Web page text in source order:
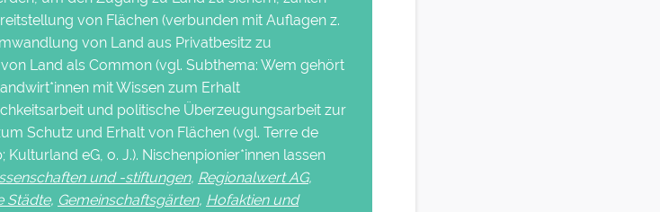
von Flächen (verbunden mit Auflagen z.
von Land aus Privatbesitz zu
Land als Common (vgl. Subthema: Wem gehört
mit Wissen zum Erhalt
und politische Überzeugungsarbeit zur
Schutz und Erhalt von Flächen (vgl. Terre de
Kulturland eG, o. J.). Nischenpionier*innen lassen
und -stiftungen, Regionalwert AG,
Städte, Gemeinschaftsgärten, Hofaktien und